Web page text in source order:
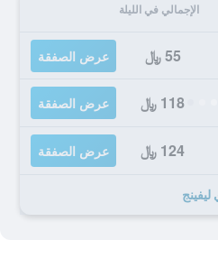
الإجمالي في الليلة
55 ﷼ عرض الصفقة
118 ﷼ عرض الصفقة
124 ﷼ عرض الصفقة